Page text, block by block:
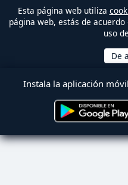
Esta página web utiliza
página web, estás de
uso
Instala la aplicación